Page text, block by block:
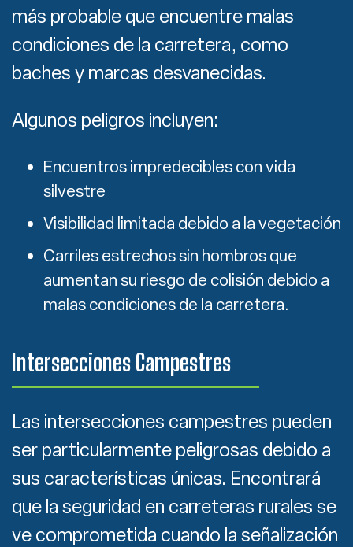
más probable que encuentre malas
condiciones de la carretera, como
baches y marcas desvanecidas.
Algunos peligros incluyen:
Encuentros impredecibles con vida
silvestre
Visibilidad limitada debido a la vegetación
Carriles estrechos sin hombros que
aumentan su riesgo de colisión debido a
malas condiciones de la carretera.
Intersecciones Campestres
Las intersecciones campestres pueden
ser particularmente peligrosas debido a
sus características únicas. Encontrará
que la seguridad en carreteras rurales se
ve comprometida cuando la señalización